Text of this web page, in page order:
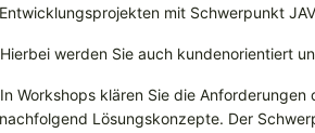
Entwicklungsprojekten mit Schwerpunkt
Hierbei werden Sie auch kundenorientiert
In Workshops klären Sie die
nachfolgend Lösungskonzepte. Der